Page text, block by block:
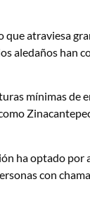
atraviesa
aledaños han
mínimas de
ha optado
con